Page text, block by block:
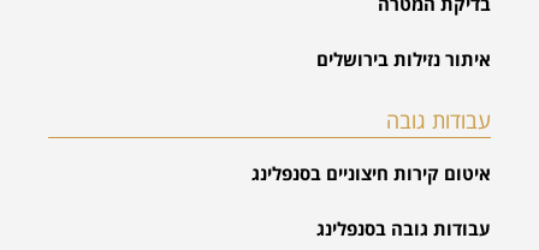
איתור נזילות בירושלים
עבודות גובה
איטום קירות חיצוניים בסנפלינג
עבודות גובה בסנפלינג